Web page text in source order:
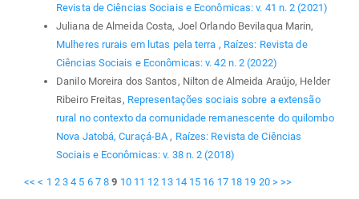
Revista de Ciências Sociais e Econômicas: v. 41 n. 2 (2021)
Juliana de Almeida Costa, Joel Orlando Bevilaqua Marin,
Mulheres rurais em lutas pela terra , Raízes: Revista de
Ciências Sociais e Econômicas: v. 42 n. 2 (2022)
Danilo Moreira dos Santos, Nilton de Almeida Araújo, Helder
Ribeiro Freitas, Representações sociais sobre a extensão
rural no contexto da comunidade remanescente do quilombo
Nova Jatobá, Curaçá-BA , Raízes: Revista de Ciências
Sociais e Econômicas: v. 38 n. 2 (2018)
<< < 1 2 3 4 5 6 7 8 9 10 11 12 13 14 15 16 17 18 19 20 > >>